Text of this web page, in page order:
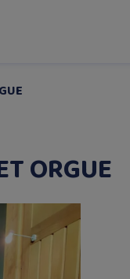
ORGUE